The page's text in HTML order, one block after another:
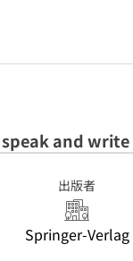
and
出版者
Springer-Verlag